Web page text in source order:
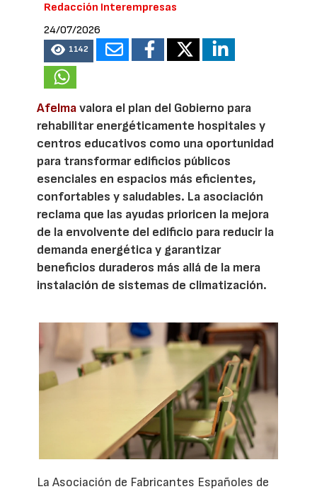
Redacción Interempresas
24/07/2026
1142
Afelmavalora el plan del Gobierno para
rehabilitar energéticamente hospitales y
centros educativos como una oportunidad
para transformar edificios públicos
esenciales en espacios más eficientes,
confortables y saludables. La asociación
reclama que las ayudas prioricen la mejora
de la envolvente del edificio para reducir la
demanda energética y garantizar
beneficios duraderos más allá de la mera
instalación de sistemas de climatización.
La Asociación de Fabricantes Españoles de